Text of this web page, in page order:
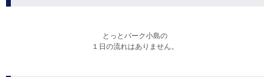
とっとパーク小島の
１日の流れはありません。